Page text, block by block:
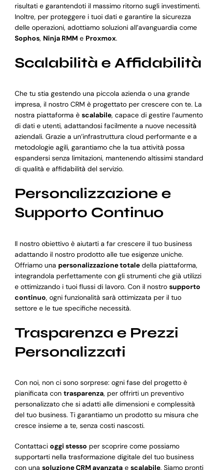
risultati e garantendoti il massimo ritorno sugli investimenti.
Inoltre, per proteggere i tuoi dati e garantire la sicurezza
delle operazioni, adottiamo soluzioni all’avanguardia come
Sophos, Ninja RMMe Proxmox.
Scalabilità e Affidabilità
Che tu stia gestendo una piccola azienda o una grande
impresa, il nostro CRM è progettato per crescere con te. La
nostra piattaforma è scalabile, capace di gestire l’aumento
di dati e utenti, adattandosi facilmente a nuove necessità
aziendali. Grazie a un’infrastruttura cloud performante e a
metodologie agili, garantiamo che la tua attività possa
espandersi senza limitazioni, mantenendo altissimi standard
di qualità e affidabilità del servizio.
Personalizzazione e
Supporto Continuo
Il nostro obiettivo è aiutarti a far crescere il tuo business
adattando il nostro prodotto alle tue esigenze uniche.
Offriamo una personalizzazione totaledella piattaforma,
integrandola perfettamente con gli strumenti che già utilizzi
e ottimizzando i tuoi flussi di lavoro. Con il nostro supporto
continuo, ogni funzionalità sarà ottimizzata per il tuo
settore e le tue specifiche necessità.
Trasparenza e Prezzi
Personalizzati
Con noi, non ci sono sorprese: ogni fase del progetto è
pianificata con trasparenza, per offrirti un preventivo
personalizzato che si adatti alle dimensioni e complessità
del tuo business. Ti garantiamo un prodotto su misura che
cresce insieme a te, senza costi nascosti.
Contattaci oggi stesso per scoprire come possiamo
supportarti nella trasformazione digitale del tuo business
con una soluzione CRM avanzatae scalabile. Siamo pronti